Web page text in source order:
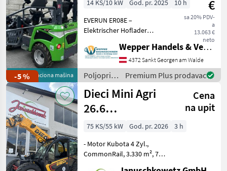
-5 %
demonstraciona mašina
€
sa 20% PDV-
a
13.063 €
neto
14 KS/10 kW God. pr. 2025
10 h
EVERUN ER08E –
Elektrischer Hoflader
Radlader Derzeit 8
Betriebsstunden als
Vorführer abzugeben!
Technische Daten: Motor:
EVERUN Elektr
Wepper Handels & Vermietungs GmbH
4372 Sankt Georgen am Walde
Poljoprivredni
motorni
strojevi /
Everun
Premium Plus prodavac
Dieci Mini Agri
26.6
Teleskoplader
Cena
na upit
75 KS/55 kW God. pr. 2026
3 h
- Motor Kubota 4 Zyl.,
CommonRail, 3.330 m², 75